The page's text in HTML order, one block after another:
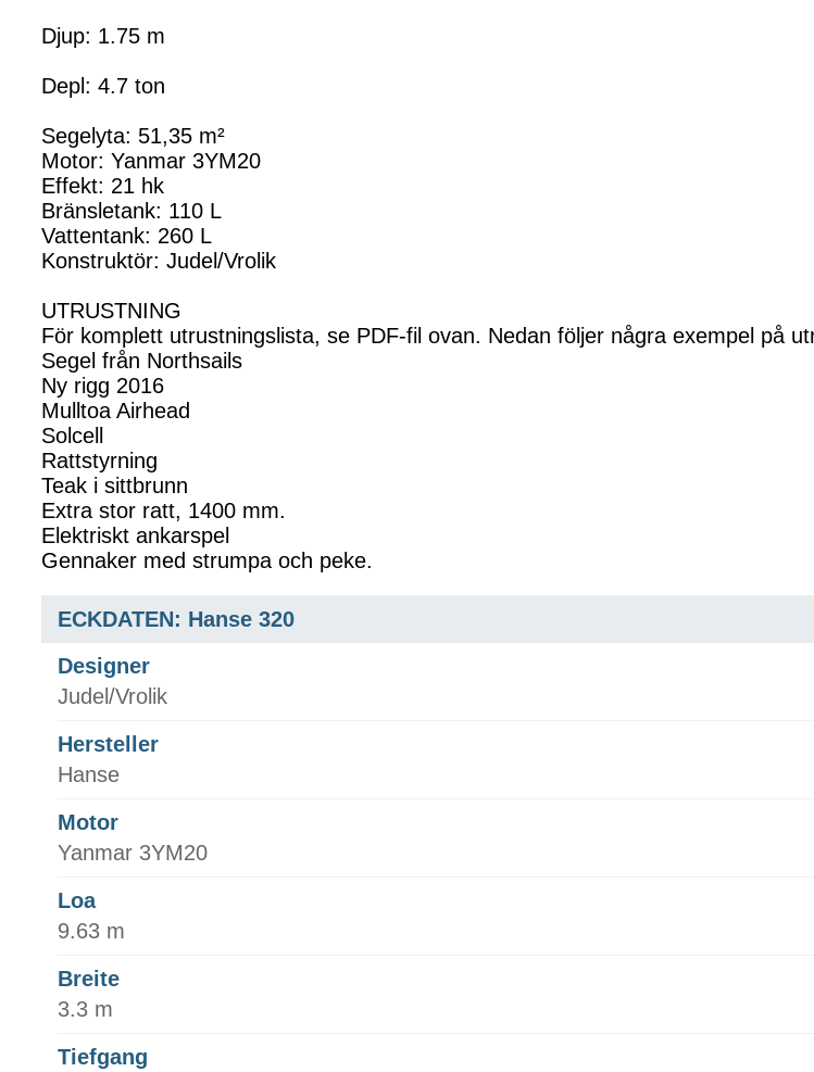
Djup: 1.75 m
Depl: 4.7 ton
Segelyta: 51,35 m²
Motor: Yanmar 3YM20
Effekt: 21 hk
Bränsletank: 110 L
Vattentank: 260 L
Konstruktör: Judel/Vrolik
UTRUSTNING
För komplett utrustningslista, se PDF-fil ovan. Nedan följer några exempel på
Segel från Northsails
Ny rigg 2016
Mulltoa Airhead
Solcell
Rattstyrning
Teak i sittbrunn
Extra stor ratt, 1400 mm.
Elektriskt ankarspel
Gennaker med strumpa och peke.
ECKDATEN: Hanse 320
Designer
Judel/Vrolik
Hersteller
Hanse
Motor
Yanmar 3YM20
Loa
9.63 m
Breite
3.3 m
Tiefgang